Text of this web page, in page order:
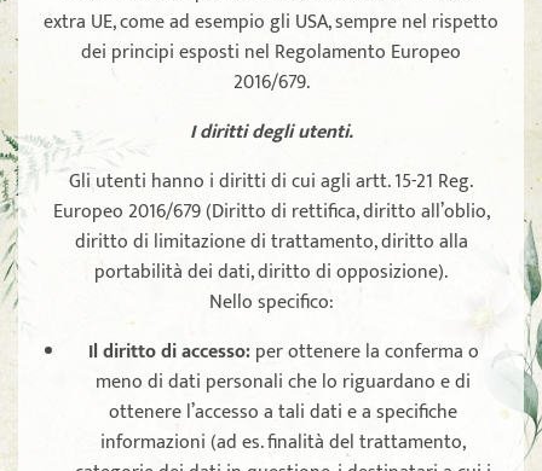
extra UE, come ad esempio gli USA, sempre nel rispetto
dei principi esposti nel Regolamento Europeo
2016/679.
I diritti degli utenti.
Gli utenti hanno i diritti di cui agli artt. 15-21 Reg.
Europeo 2016/679 (Diritto di rettifica, diritto all’oblio,
diritto di limitazione di trattamento, diritto alla
portabilità dei dati, diritto di opposizione).
Nello specifico:
Il diritto di accesso:per ottenere la conferma o
meno di dati personali che lo riguardano e di
ottenere l’accesso a tali dati e a specifiche
informazioni (ad es. finalità del trattamento,